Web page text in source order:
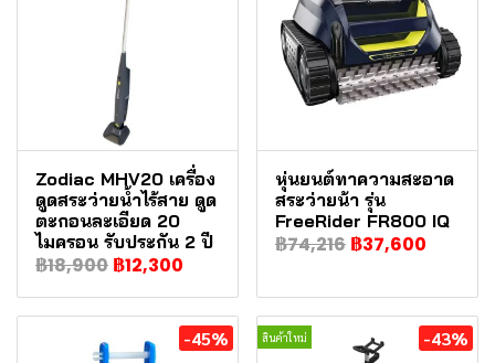
Zodiac MHV20 เครื่อง
ดูดสระว่ายน้ำไร้สาย ดูด
ตะกอนละเอียด 20
ไมครอน รับประกัน 2 ปี
฿18,900 ฿12,300
หุ่นยนต์ทาความสะอาด
สระว่ายน้า รุ่น
FreeRider FR800 IQ
฿74,216 ฿37,600
-45% สินค้าใหม่ -43%